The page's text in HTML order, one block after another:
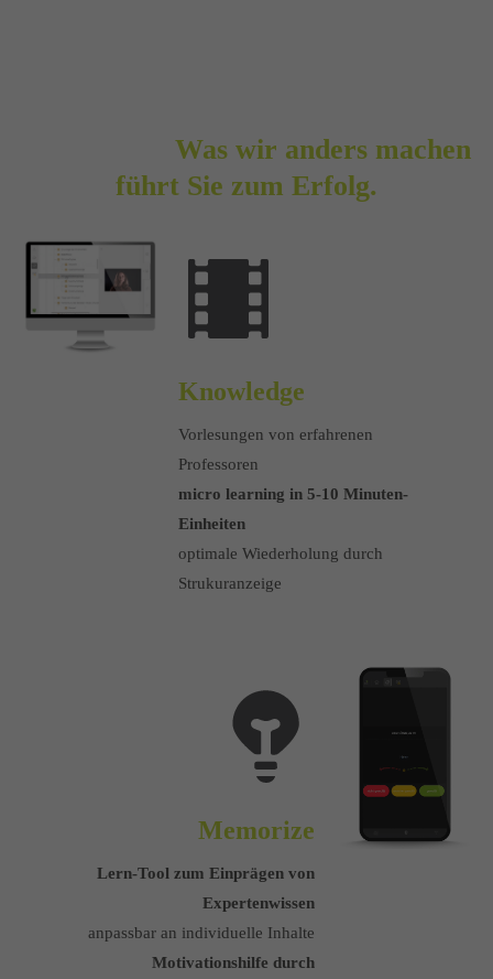
Was wir anders machen
führt Sie zum Erfolg.
Knowledge
Vorlesungen von erfahrenen
Professoren
micro learning in 5-10 Minuten-
Einheiten
optimale Wiederholung durch
Strukuranzeige
Memorize
Lern-Tool zum Einprägen von
Expertenwissen
anpassbar an individuelle Inhalte
Motivationshilfe durch